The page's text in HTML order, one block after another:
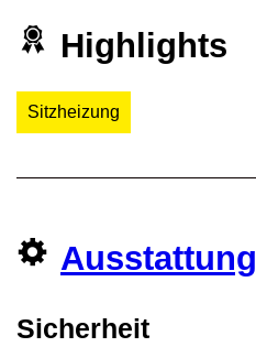
Highlights
Sitzheizung
Ausstattung
Sicherheit